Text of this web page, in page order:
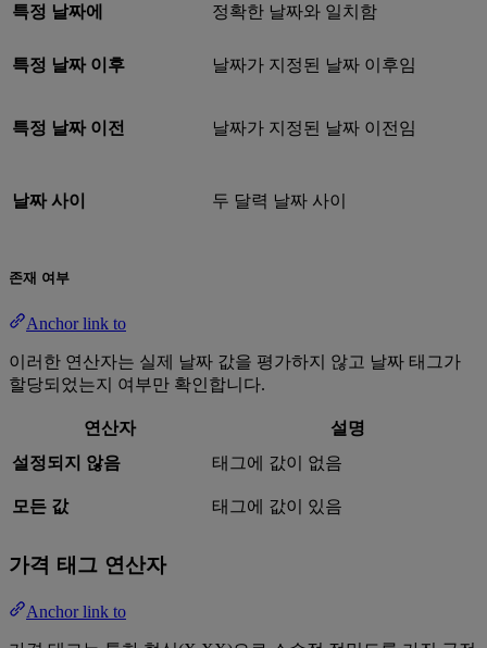
특정 날짜에
정확한 날짜와 일치함
특정 날짜 이후 날짜가 지정된 날짜 이후임
특정 날짜 이전 날짜가 지정된 날짜 이전임
날짜 사이 두 달력 날짜 사이
존재 여부
Anchor link to
이러한 연산자는 실제 날짜 값을 평가하지 않고 날짜 태그가
할당되었는지 여부만 확인합니다.
연산자
설명
설정되지 않음
태그에 값이 없음
모든 값 태그에 값이 있음
가격 태그 연산자
Anchor link to